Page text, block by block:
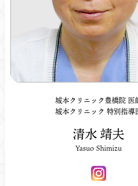
城本クリニック豊橋院 医
城本クリニック 特別指導
清水 靖夫
Yasuo Shimizu